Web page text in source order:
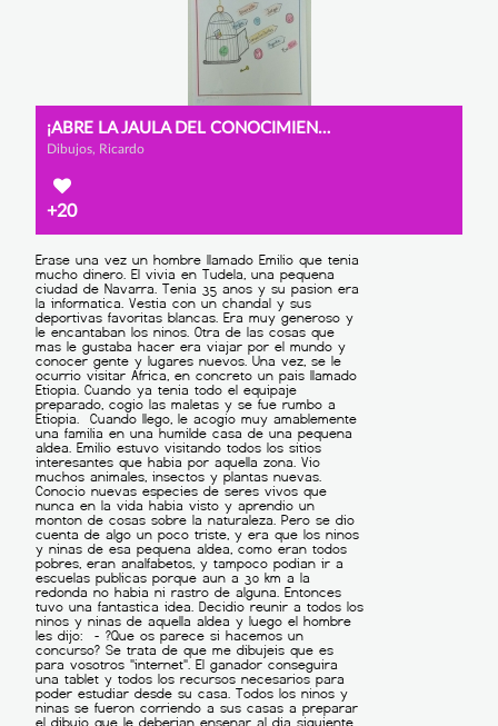
¡ABRE LA JAULA DEL CONOCIMIENTO!
Dibujos, Ricardo
+20